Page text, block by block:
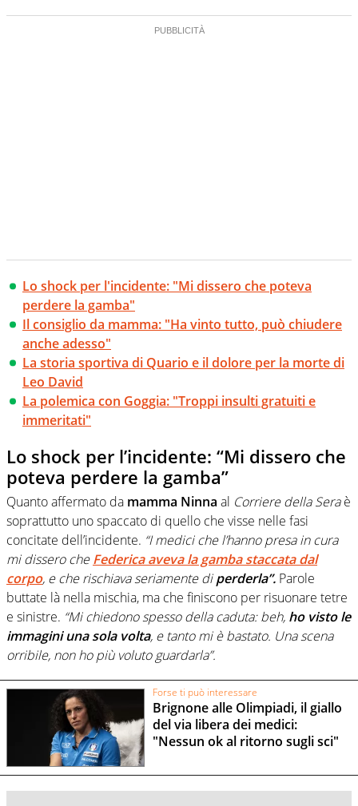
Lo shock per l'incidente: "Mi dissero che poteva
perdere la gamba"
Il consiglio da mamma: "Ha vinto tutto, può chiudere
anche adesso"
La storia sportiva di Quario e il dolore per la morte di
Leo David
La polemica con Goggia: "Troppi insulti gratuiti e
immeritati"
Lo shock per l’incidente: “Mi dissero che
poteva perdere la gamba”
Quanto affermato da mamma Ninna al Corriere della Seraè
soprattutto uno spaccato di quello che visse nelle fasi
concitate dell’incidente. “I medici che l’hanno presa in cura
mi dissero cheFederica aveva la gamba staccata dal
corpo, e che rischiava seriamente diperderla”. Parole
buttate là nella mischia, ma che finiscono per risuonare tetre
e sinistre. “Mi chiedono spesso della caduta: beh, ho visto le
immagini una sola volta, e tanto mi è bastato. Una scena
orribile, non ho più voluto guardarla”.
Forse ti può interessare
Brignone alle Olimpiadi, il giallo
del via libera dei medici:
"Nessun ok al ritorno sugli sci"